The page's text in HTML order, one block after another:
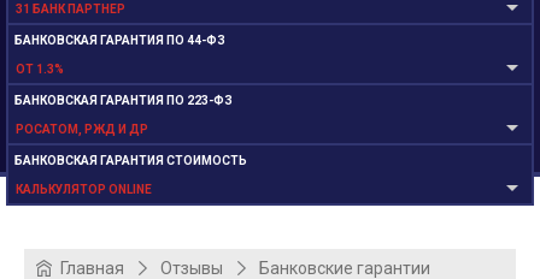
31 БАНК ПАРТНЕР
БАНКОВСКАЯ ГАРАНТИЯ ПО 44-ФЗ
ОТ 1.3%
БАНКОВСКАЯ ГАРАНТИЯ ПО 223-ФЗ
РОСАТОМ, РЖД И ДР
БАНКОВСКАЯ ГАРАНТИЯ СТОИМОСТЬ
КАЛЬКУЛЯТОР ONLINE
Главная Отзывы
Банковские гарантии